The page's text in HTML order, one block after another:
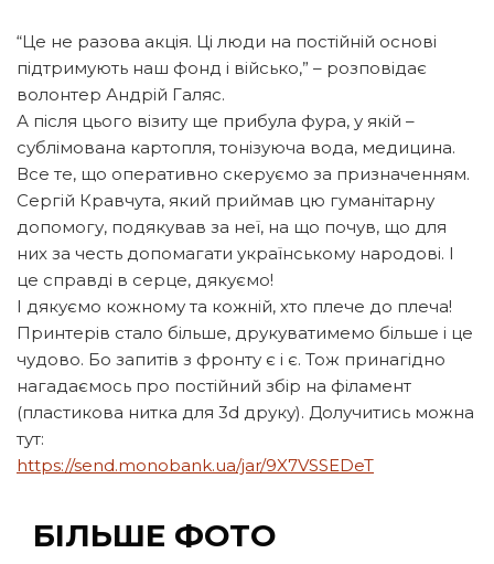
“Це не разова акція. Ці люди на постійній основі
підтримують наш фонд і військо,” – розповідає
волонтер Андрій Галяс.
А після цього візиту ще прибула фура, у якій –
сублімована картопля, тонізуюча вода, медицина.
Все те, що оперативно скеруємо за призначенням.
Сергій Кравчута, який приймав цю гуманітарну
допомогу, подякував за неї, на що почув, що для
них за честь допомагати українському народові. І
це справді в серце, дякуємо!
І дякуємо кожному та кожній, хто плече до плеча!
Принтерів стало більше, друкуватимемо більше і це
чудово. Бо запитів з фронту є і є. Тож принагідно
нагадаємось про постійний збір на філамент
(пластикова нитка для 3d друку). Долучитись можна
тут:
https://send.monobank.ua/jar/9X7VSSEDeT
БІЛЬШЕ ФОТО